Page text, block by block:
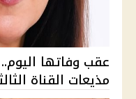
عقب وفاتها
مذيعات القناة